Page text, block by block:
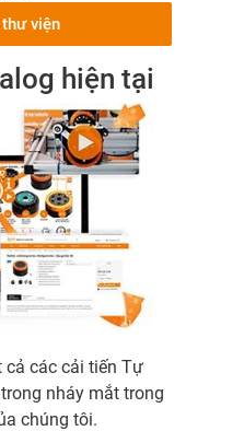
viện
hiện tại
cả các cải tiến Tự
nháy mắt trong
chúng tôi.